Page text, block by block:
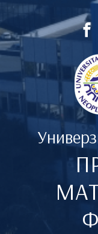
Скип то маин цонтент